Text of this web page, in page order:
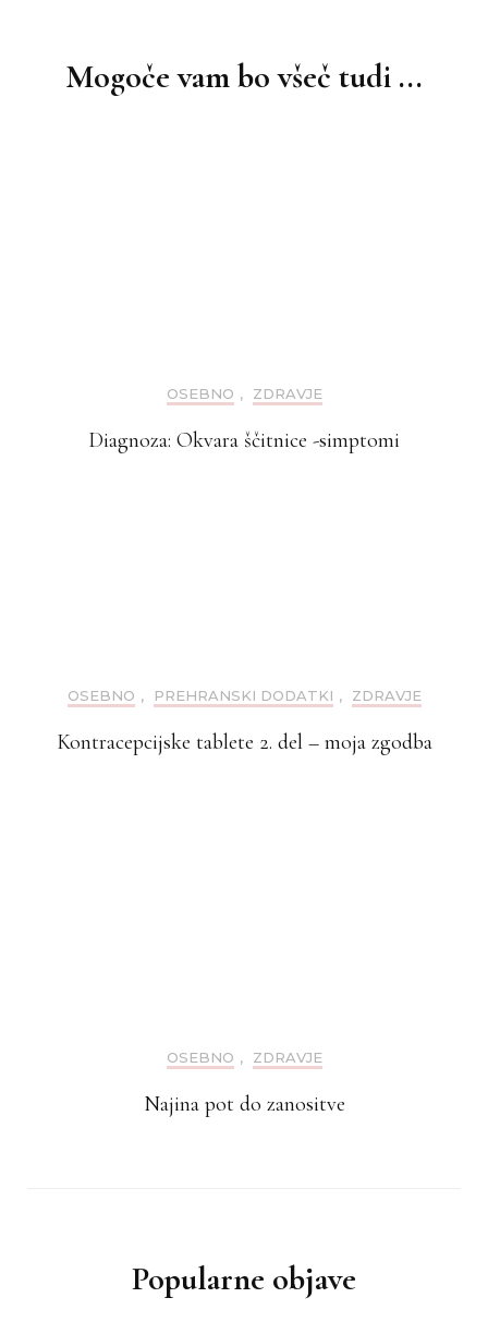
Mogoče vam bo všeč tudi ...
OSEBNO , ZDRAVJE
Diagnoza: Okvara ščitnice -simptomi
OSEBNO , PREHRANSKI DODATKI , ZDRAVJE
Kontracepcijske tablete 2. del – moja zgodba
OSEBNO , ZDRAVJE
Najina pot do zanositve
Popularne objave